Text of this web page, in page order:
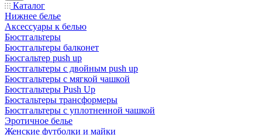
Каталог
Нижнее белье
Аксессуары к белью
Бюстгальтеры
Бюстгальтеры балконет
Бюсгальтер push up
Бюстгальтеры с двойным push up
Бюстгальтеры с мягкой чашкой
Бюстгальтеры Push Up
Бюстальтеры трансформеры
Бюстгальтеры с уплотненной чашкой
Эротичное белье
Женские футболки и майки